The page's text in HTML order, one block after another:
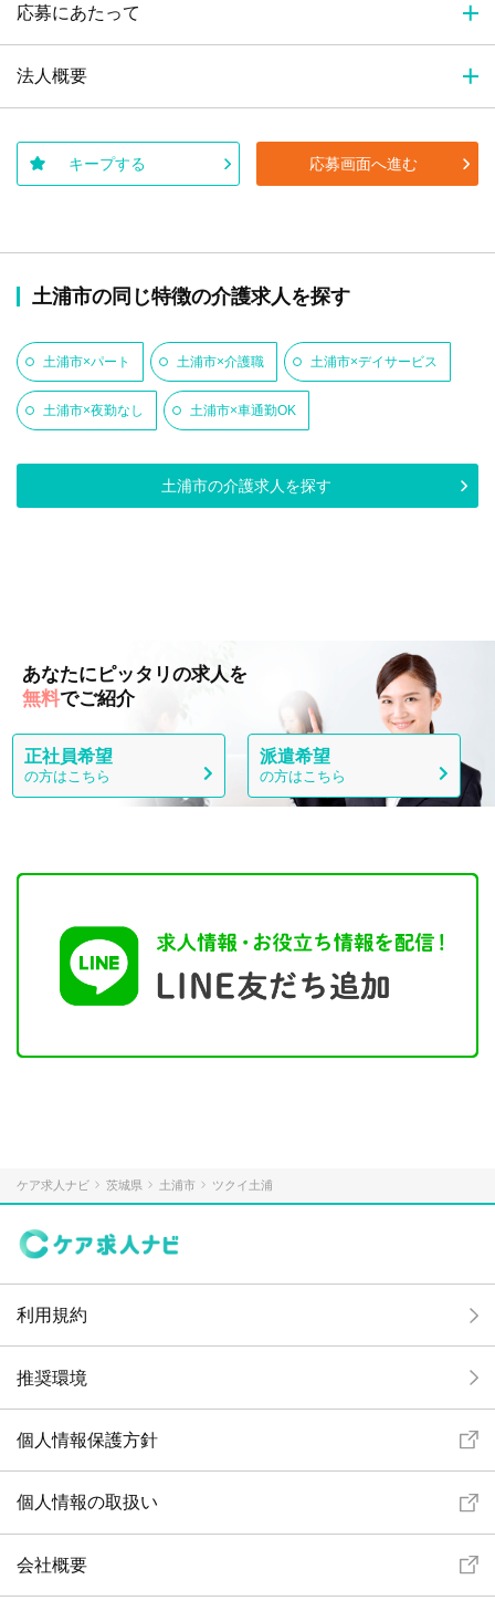
応募にあたって
法人概要
キープする 応募画面へ進む
土浦市の同じ特徴の介護求人を探す
土浦市×パート 土浦市×介護職 土浦市×デイサービス
土浦市×夜勤なし 土浦市×車通勤OK
土浦市の介護求人を探す
あなたにピッタリの求人を
無料でご紹介
正社員希望
の方はこちら
派遣希望
の方はこちら
ケア求人ナビ 茨城県 土浦市 ツクイ土浦
利用規約
推奨環境
個人情報保護方針
個人情報の取扱い
会社概要